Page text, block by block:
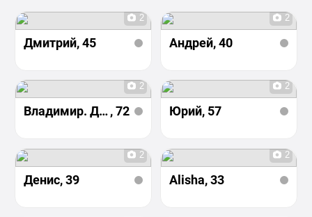
2
Дмитрий, 45
2
Андрей, 40
2
Владимир. Давайте поо, 72
2
Юрий, 57
2
Денис, 39
2
Alisha, 33